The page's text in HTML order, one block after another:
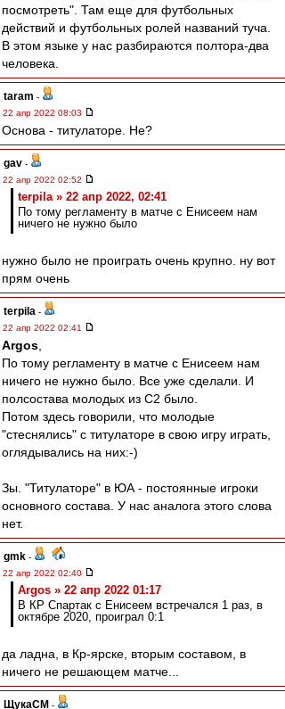
посмотреть". Там еще для футбольных
действий и футбольных ролей названий туча.
В этом языке у нас разбираются полтора-два
человека.
taram -
22 апр 2022 08:03
Основа - титулаторе. Не?
gav -
22 апр 2022 02:52
terpila » 22 апр 2022, 02:41
По тому регламенту в матче с Енисеем нам
ничего не нужно было
нужно было не проиграть очень крупно. ну вот
прям очень
terpila -
22 апр 2022 02:41
Argos
По тому регламенту в матче с Енисеем нам
ничего не нужно было. Все уже сделали. И
полсостава молодых из С2 было.
Потом здесь говорили, что молодые
"стеснялись" с титулаторе в свою игру играть,
оглядывались на них:-)
Зы. "Титулаторе" в ЮА - постоянные игроки
основного состава. У нас аналога этого слова
нет.
gmk -
22 апр 2022 02:40
Argos » 22 апр 2022 01:17
В КР Спартак с Енисеем встречался 1 раз, в
октябре 2020, проиграл 0:1
да ладна, в Кр-ярске, вторым составом, в
ничего не решающем матче...
ЩукаСМ -